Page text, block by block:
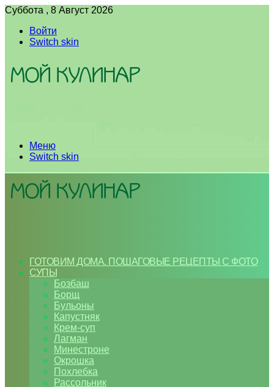
Суббота , 8 Август 2026
Войти
Switch skin
Меню
Switch skin
ГОТОВИМ ДОМА. ПОШАГОВЫЕ РЕЦЕПТЫ С ФОТО
СУПЫ
Бозбаш
Борщ
Бульоны
Капустняк
Крем-суп
Лагман
Минестроне
Окрошка
Похлебка
Рассольник